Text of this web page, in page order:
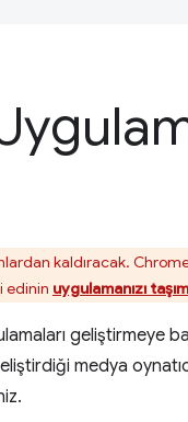
kaldıracak. Chrome
edinin uygulamanızı
geliştirmeye
medya